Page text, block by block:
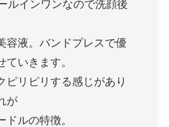
ルインワンなので洗顔後
容液。バンドプレスで優
ていきます。
ピリピリする感じがあり
が
ドルの特徴。